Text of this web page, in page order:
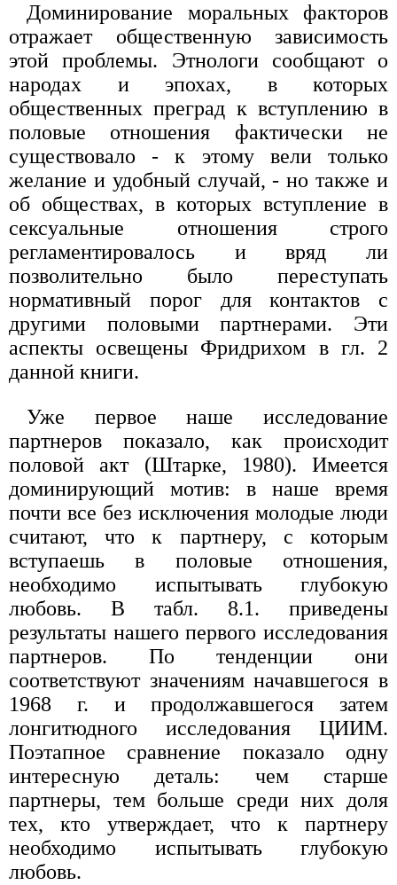
Доминирование моральных факторов
отражает общественную зависимость
этой проблемы. Этнологи сообщают о
народах и эпохах, в которых
общественных преград к вступлению в
половые отношения фактически не
существовало - к этому вели только
желание и удобный случай, - но также и
об обществах, в которых вступление в
сексуальные отношения строго
регламентировалось и вряд ли
позволительно было переступать
нормативный порог для контактов с
другими половыми партнерами. Эти
аспекты освещены Фридрихом в гл. 2
данной книги.
Уже первое наше исследование
партнеров показало, как происходит
половой акт (Штарке, 1980). Имеется
доминирующий мотив: в наше время
почти все без исключения молодые люди
считают, что к партнеру, с которым
вступаешь в половые отношения,
необходимо испытывать глубокую
любовь. В табл. 8.1. приведены
результаты нашего первого исследования
партнеров. По тенденции они
соответствуют значениям начавшегося в
1968 г. и продолжавшегося затем
лонгитюдного исследования ЦИИМ.
Поэтапное сравнение показало одну
интересную деталь: чем старше
партнеры, тем больше среди них доля
тех, кто утверждает, что к партнеру
необходимо испытывать глубокую
любовь.